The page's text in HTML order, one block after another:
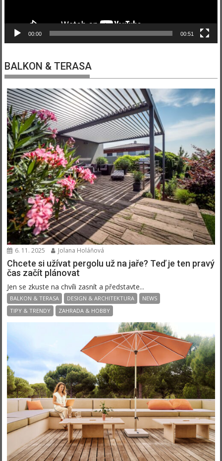
00:00 00:51
BALKON & TERASA
6. 11. 2025 Jolana Holáňová
Chcete si užívat pergolu už na jaře? Teď je ten pravý
čas začít plánovat
Jen se zkuste na chvíli zasnít a představte...
BALKON & TERASA DESIGN & ARCHITEKTURA
NEWS
TIPY & TRENDY
ZAHRADA & HOBBY